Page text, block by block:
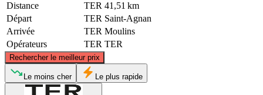
Distance
TER 41,51 km
Départ
TER Saint-Agnan
Arrivée
TER Moulins
Opérateurs
TER TER
Rechercher le meilleur prix
Le moins cher Le plus rapide